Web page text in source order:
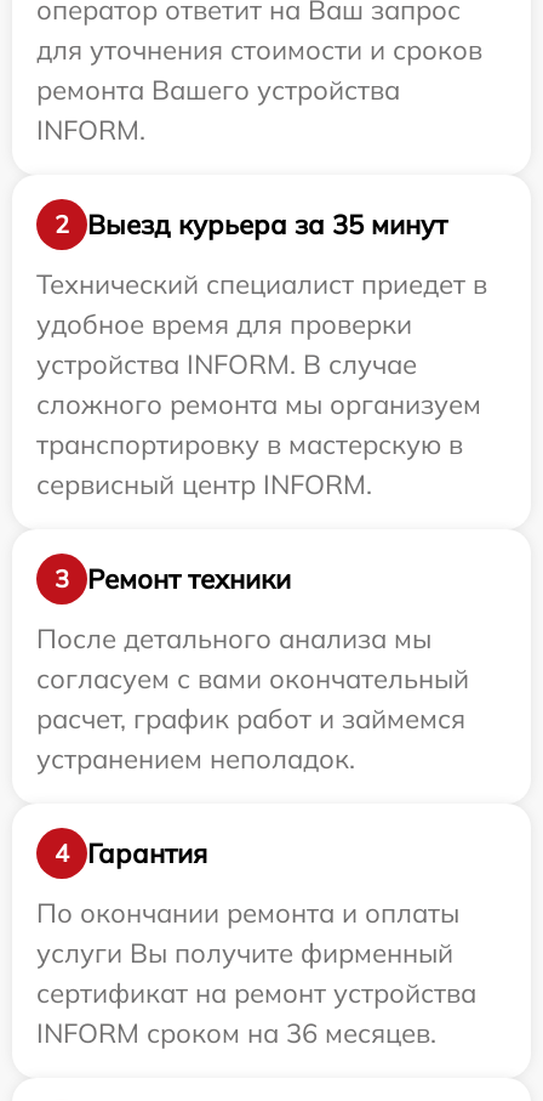
оператор ответит на Ваш запрос
для уточнения стоимости и сроков
ремонта Вашего устройства
INFORM.
2
Выезд курьера за 35 минут
Технический специалист приедет в
удобное время для проверки
устройства INFORM. В случае
сложного ремонта мы организуем
транспортировку в мастерскую в
сервисный центр INFORM.
3
Ремонт техники
После детального анализа мы
согласуем с вами окончательный
расчет, график работ и займемся
устранением неполадок.
4
Гарантия
По окончании ремонта и оплаты
услуги Вы получите фирменный
сертификат на ремонт устройства
INFORM сроком на 36 месяцев.